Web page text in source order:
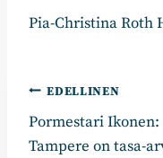
Pia-Christina Roth
Artikkelien
selaus
EDELLINEN
Pormestari Ikonen:
Tampere on tasa-